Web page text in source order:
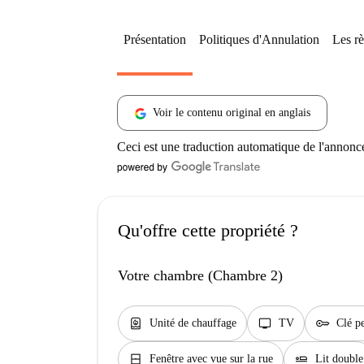
Présentation Politiques d'Annulation Les
Voir le contenu original en anglais
Ceci est une traduction automatique de
Qu'offre cette propriété ?
Votre chambre (Chambre 2)
water_heater Unité de chauffage tv TV key Clé
window_closed Fenêtre avec vue sur la rue airline_seat_flat Lit double